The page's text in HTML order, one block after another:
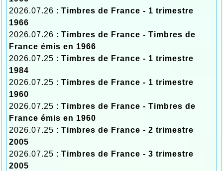
2026.07.26 : Timbres de France - 1 trimestre
1966
2026.07.26 : Timbres de France - Timbres de
France émis en 1966
2026.07.25 : Timbres de France - 1 trimestre
1984
2026.07.25 : Timbres de France - 1 trimestre
1960
2026.07.25 : Timbres de France - Timbres de
France émis en 1960
2026.07.25 : Timbres de France - 2 trimestre
2005
2026.07.25 : Timbres de France - 3 trimestre
2005